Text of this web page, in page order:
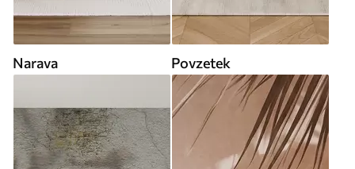
Narava Povzetek